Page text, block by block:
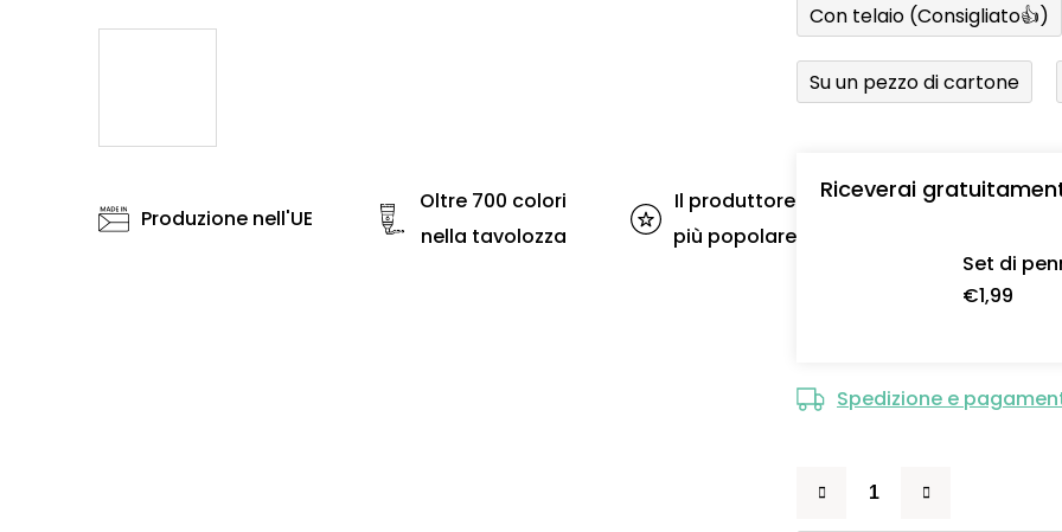
Con telaio (Consigliato👍)
Su un pezzo di cartone
Riceverai
Set di
€1,99
Spedizione e
Produzione nell'UE
Oltre 700 colori
nella tavolozza
Il produttore
più popolare